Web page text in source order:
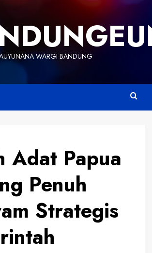
WARGI BANDUNG
Adat Papua
Penuh
Strategis